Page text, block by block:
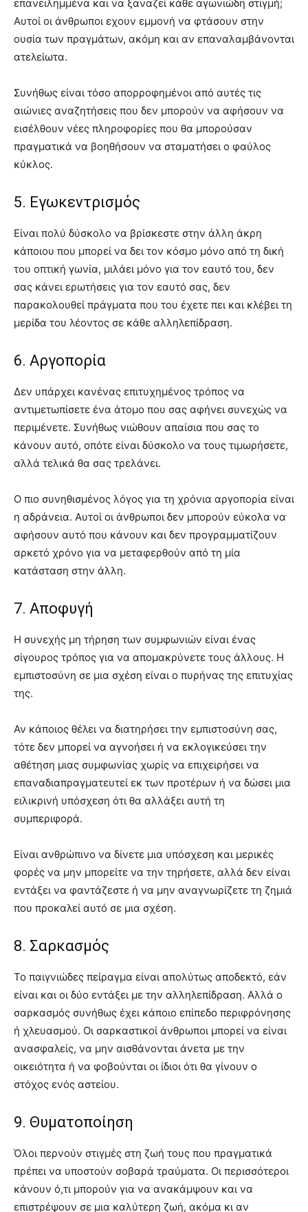
επανειλημμένα και να ξαναζεί κάθε αγωνιώδη στιγμή;
Αυτοί οι άνθρωποι εχουν εμμονή να φτάσουν στην
ουσία των πραγμάτων, ακόμη και αν επαναλαμβάνονται
ατελείωτα.
Συνήθως είναι τόσο απορροφημένοι από αυτές τις
αιώνιες αναζητήσεις που δεν μπορούν να αφήσουν να
εισέλθουν νέες πληροφορίες που θα μπορούσαν
πραγματικά να βοηθήσουν να σταματήσει ο φαύλος
κύκλος.
5. Εγωκεντρισμός
Είναι πολύ δύσκολο να βρίσκεστε στην άλλη άκρη
κάποιου που μπορεί να δει τον κόσμο μόνο από τη δική
του οπτική γωνία, μιλάει μόνο για τον εαυτό του, δεν
σας κάνει ερωτήσεις για τον εαυτό σας, δεν
παρακολουθεί πράγματα που του έχετε πει και κλέβει τη
μερίδα του λέοντος σε κάθε αλληλεπίδραση.
6. Αργοπορία
Δεν υπάρχει κανένας επιτυχημένος τρόπος να
αντιμετωπίσετε ένα άτομο που σας αφήνει συνεχώς να
περιμένετε. Συνήθως νιώθουν απαίσια που σας το
κάνουν αυτό, οπότε είναι δύσκολο να τους τιμωρήσετε,
αλλά τελικά θα σας τρελάνει.
Ο πιο συνηθισμένος λόγος για τη χρόνια αργοπορία είναι
η αδράνεια. Αυτοί οι άνθρωποι δεν μπορούν εύκολα να
αφήσουν αυτό που κάνουν και δεν προγραμματίζουν
αρκετό χρόνο για να μεταφερθούν από τη μία
κατάσταση στην άλλη.
7. Αποφυγή
Η συνεχής μη τήρηση των συμφωνιών είναι ένας
σίγουρος τρόπος για να απομακρύνετε τους άλλους. Η
εμπιστοσύνη σε μια σχέση είναι ο πυρήνας της επιτυχίας
της.
Αν κάποιος θέλει να διατηρήσει την εμπιστοσύνη σας,
τότε δεν μπορεί να αγνοήσει ή να εκλογικεύσει την
αθέτηση μιας συμφωνίας χωρίς να επιχειρήσει να
επαναδιαπραγματευτεί εκ των προτέρων ή να δώσει μια
ειλικρινή υπόσχεση ότι θα αλλάξει αυτή τη
συμπεριφορά.
Είναι ανθρώπινο να δίνετε μια υπόσχεση και μερικές
φορές να μην μπορείτε να την τηρήσετε, αλλά δεν είναι
εντάξει να φαντάζεστε ή να μην αναγνωρίζετε τη ζημιά
που προκαλεί αυτό σε μια σχέση.
8. Σαρκασμός
Το παιγνιώδες πείραγμα είναι απολύτως αποδεκτό, εάν
είναι και οι δύο εντάξει με την αλληλεπίδραση. Αλλά ο
σαρκασμός συνήθως έχει κάποιο επίπεδο περιφρόνησης
ή χλευασμού. Οι σαρκαστικοί άνθρωποι μπορεί να είναι
ανασφαλείς, να μην αισθάνονται άνετα με την
οικειότητα ή να φοβούνται οι ίδιοι ότι θα γίνουν ο
στόχος ενός αστείου.
9. Θυματοποίηση
Όλοι περνούν στιγμές στη ζωή τους που πραγματικά
πρέπει να υποστούν σοβαρά τραύματα. Οι περισσότεροι
κάνουν ό,τι μπορούν για να ανακάμψουν και να
επιστρέψουν σε μια καλύτερη ζωή, ακόμα κι αν